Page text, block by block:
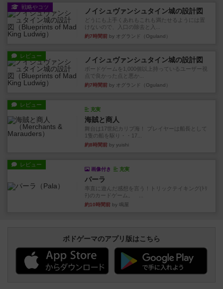
戦略やコツ ノイシュヴァンシュタイン城の設計図
どうにも上手くあれもこれも満たせるようには置
けないので、入口の除去と入...
約7時間前 by オグランド（Oguland）
レビュー ノイシュヴァンシュタイン城の設計図
ボードゲームを1,000個以上持っているユーザー視
点で良かった点と悪か...
約7時間前 by オグランド（Oguland）
レビュー
充実
海賊と商人
舞台は17世紀カリブ海！ プレイヤーは船長として
1隻の船を駆り・・17...
約8時間前 by yuishi
レビュー
画像付き 充実
パーラ
率直に遊んだ感想を言う！トリックテイキング(ﾄﾘ
ﾃ)のカードゲーム。 ...
約10時間前 by 鳴屋
ボドゲーマのアプリ版はこちら